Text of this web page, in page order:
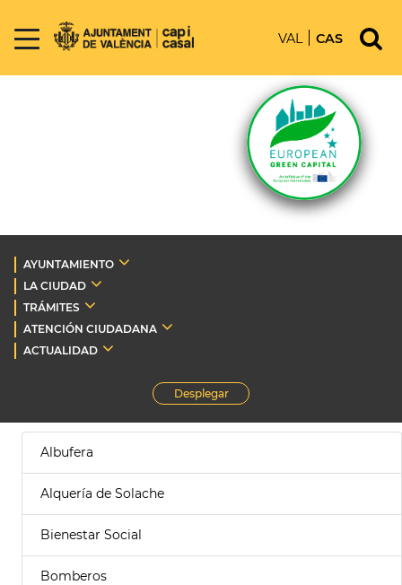
VAL CAS
AYUNTAMIENTO
LA CIUDAD
TRÁMITES
ATENCIÓN CIUDADANA
ACTUALIDAD
Desplegar
Albufera
Alquería de Solache
Bienestar Social
Bomberos